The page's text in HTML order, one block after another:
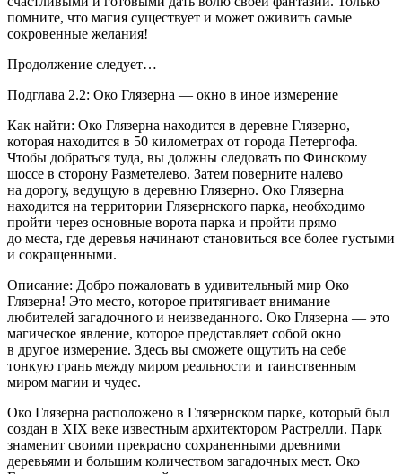
помните, что магия существует и может оживить самые
сокровенные желания!
Продолжение следует…
Подглава 2.2: Око Глязерна — окно в иное измерение
Как найти: Око Глязерна находится в деревне Глязерно,
которая находится в 50 километрах от города Петергофа.
Чтобы добраться туда, вы должны следовать по Финскому
шоссе в сторону Разметелево. Затем поверните налево
на дорогу, ведущую в деревню Глязерно. Око Глязерна
находится на территории Глязернского парка, необходимо
пройти через основные ворота парка и пройти прямо
до места, где деревья начинают становиться все более густыми
и сокращенными.
Описание: Добро пожаловать в удивительный мир Око
Глязерна! Это место, которое притягивает внимание
любителей загадочного и неизведанного. Око Глязерна — это
магическое явление, которое представляет собой окно
в другое измерение. Здесь вы сможете ощутить на себе
тонкую грань между миром реальности и таинственным
миром магии и чудес.
Око Глязерна расположено в Глязернском парке, который был
создан в XIX веке известным архитектором Растрелли. Парк
знаменит своими прекрасно сохраненными древними
деревьями и большим количеством загадочных мест. Око